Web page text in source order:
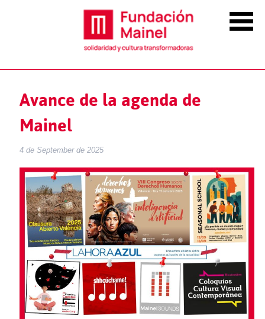
Avance de la agenda de
Mainel
4 de September de 2025